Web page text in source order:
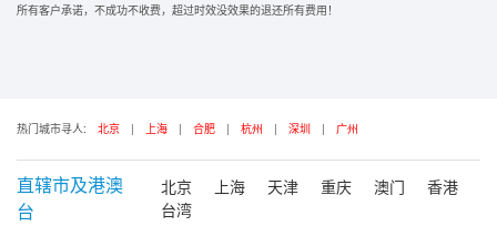
所有客户承诺，不成功不收费，超过时效没效果的退还所有费用！
热门城市寻人: 北京 | 上海 | 合肥 | 杭州 | 深圳 | 广州
直辖市及港澳
台
北京 上海 天津 重庆 澳门
香港
台湾